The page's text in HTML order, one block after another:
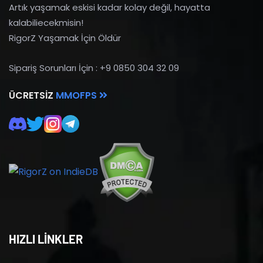
Artık yaşamak eskisi kadar kolay değil, hayatta
kalabiliecekmisin!
RigorZ Yaşamak İçin Öldür
Sipariş Sorunları İçin : +9 0850 304 32 09
ÜCRETSIZ MMOFPS
HIZLI LİNKLER